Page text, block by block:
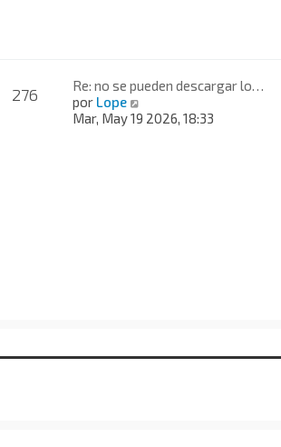
276
Re: no se pueden descargar lo…
por Lope
e
Mar, May 19 2026, 18:33